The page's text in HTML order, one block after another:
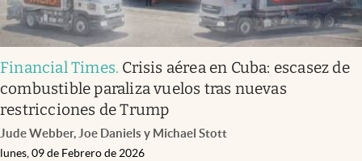
Financial Times. Crisis aérea en Cuba: escasez de
combustible paraliza vuelos tras nuevas
restricciones de Trump
Jude Webber, Joe Daniels y Michael Stott
lunes, 09 de Febrero de 2026